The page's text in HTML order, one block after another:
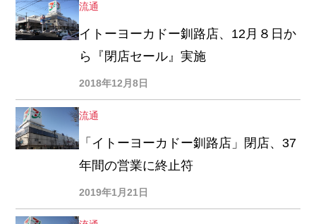
流通
イトーヨーカドー釧路店、12月８日か
ら『閉店セール』実施
2018年12月8日
流通
「イトーヨーカドー釧路店」閉店、37
年間の営業に終止符
2019年1月21日